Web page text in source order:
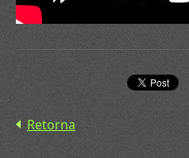
Retorna